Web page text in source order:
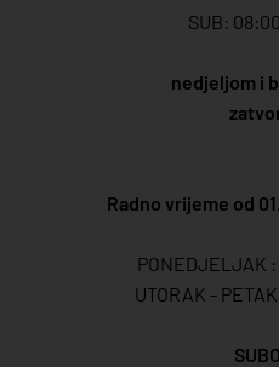
SUB:
nedjeljom i
Radno vrijeme od
PONEDJELJAK
UTORAK -